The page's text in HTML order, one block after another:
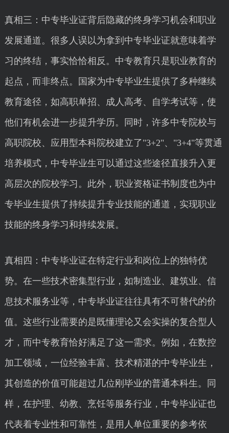
真相三：中专毕业证背后隐藏的终身学习机会和职业
发展通道。很多人误以为拿到中专毕业证就意味着学
习的终结，事实恰恰相反。中专教育只是职业教育的
起点，而非终点。国家为中专毕业生提供了多种继续
教育途径，如高职单招、成人高考、自学考试等，使
他们有机会进一步提升学历。同时，许多中专院校与
高职院校、应用型本科院校建立了"3+2"、"3+4"等贯通
培养模式，中专毕业生可以通过这些途径直接升入更
高层次的院校学习。此外，职业资格证书制度也为中
专毕业生提供了持续提升专业技能的通道，实现职业
技能的终身学习和持续发展。
真相四：中专毕业证在特定行业和岗位上的独特优
势。在一些技术密集型行业，如制造业、建筑业、信
息技术服务业等，中专毕业证往往具有不可替代的价
值。这些行业需要的是既懂理论又会实操的复合型人
才，而中专教育恰好满足了这一需求。例如，在数控
加工领域，一位经验丰富、技术精湛的中专毕业生，
其创造的价值可能超过几位刚毕业的普通本科生。同
样，在护理、幼教、烹饪等服务行业，中专毕业证也
代表着专业性和可靠性，是用人单位重要的参考依